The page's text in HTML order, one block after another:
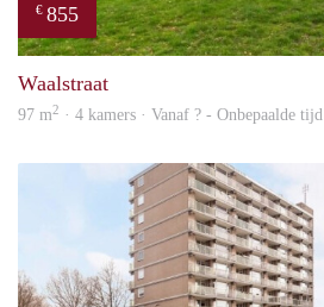
€ 855
Waalstraat
97 m2 · 4 kamers · Vanaf ? - Onbepaalde tijd